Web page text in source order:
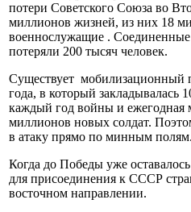
потери Советского Союза во
миллионов жизней, из них 18
военнослужащие .
потеряли 200 тысяч человек.
Существует мобилизационный
года, в который закладывалась
каждый год войны и ежегодная
миллионов новых солдат.
в атаку прямо по минным полям.
Когда до Победы уже
для присоединения к СССР
восточном направлении.